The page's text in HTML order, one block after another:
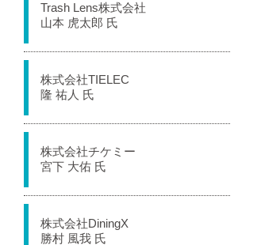
Trash Lens株式会社
山本 虎太郎 氏
株式会社TIELEC
隆 祐人 氏
株式会社チケミー
宮下 大佑 氏
株式会社DiningX
勝村 風我 氏